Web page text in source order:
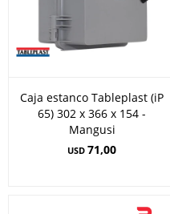
Caja estanco Tableplast (iP
65) 302 x 366 x 154 -
Mangusi
USD 71,00